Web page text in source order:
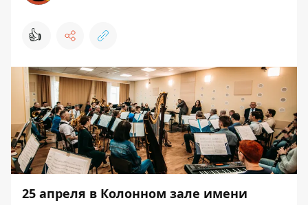
👍
25 апреля в Колонном зале имени